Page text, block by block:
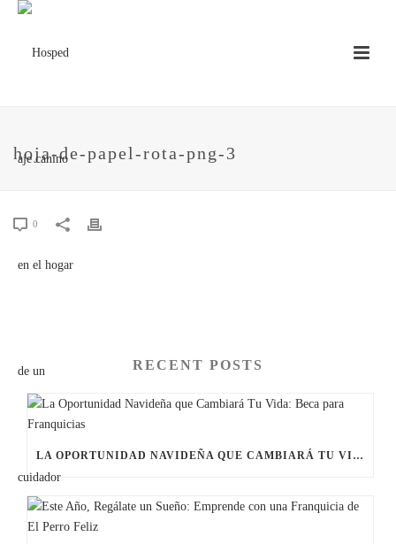
hoja-de-papel-rota-png-3
0
RECENT POSTS
LA OPORTUNIDAD NAVIDEÑA QUE CAMBIARÁ TU VIDA: BECA PARA FRANQUICIAS